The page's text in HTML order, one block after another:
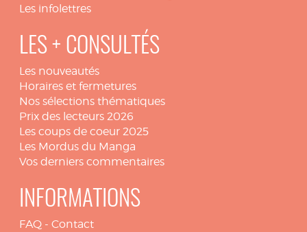
Les infolettres
LES + CONSULTÉS
Les nouveautés
Horaires et fermetures
Nos sélections thématiques
Prix des lecteurs 2026
Les coups de coeur 2025
Les Mordus du Manga
Vos derniers commentaires
INFORMATIONS
FAQ - Contact